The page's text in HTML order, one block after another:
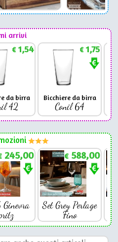
arrivi
€1,54
da birra
42
€1,75
Bicchiere da birra
Conil 64
245,00
Ginevra
€ 588,00
Set Grey Perlage
Fino